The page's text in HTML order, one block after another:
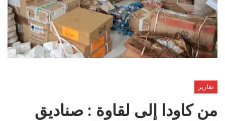
تقارير
من كاودا إلى لقاوة : صناديق